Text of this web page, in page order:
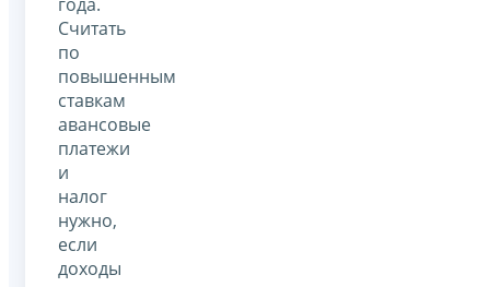
Считать
по
повышенным
ставкам
авансовые
платежи
и
налог
нужно,
если
доходы